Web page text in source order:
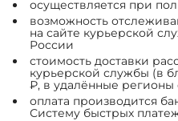
осуществляется при
возможность
на сайте курьерской
России
стоимость доставки
курьерской службы (в
₽, в удалённые регионы
оплата производится
Систему быстрых